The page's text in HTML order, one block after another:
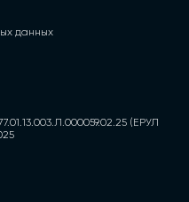
данных
(ЕРУЛ